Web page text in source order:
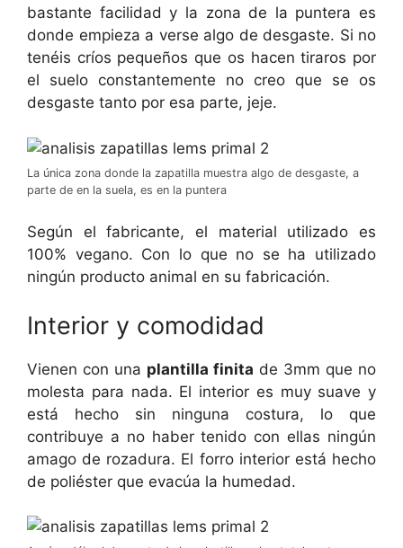
bastante facilidad y la zona de la puntera es
donde empieza a verse algo de desgaste. Si no
tenéis críos pequeños que os hacen tiraros por
el suelo constantemente no creo que se os
desgaste tanto por esa parte, jeje.
La única zona donde la zapatilla muestra algo de desgaste, a
parte de en la suela, es en la puntera
Según el fabricante, el material utilizado es
100% vegano. Con lo que no se ha utilizado
ningún producto animal en su fabricación.
Interior y comodidad
Vienen con una plantilla finita de 3mm que no
molesta para nada. El interior es muy suave y
está hecho sin ninguna costura, lo que
contribuye a no haber tenido con ellas ningún
amago de rozadura. El forro interior está hecho
de poliéster que evacúa la humedad.